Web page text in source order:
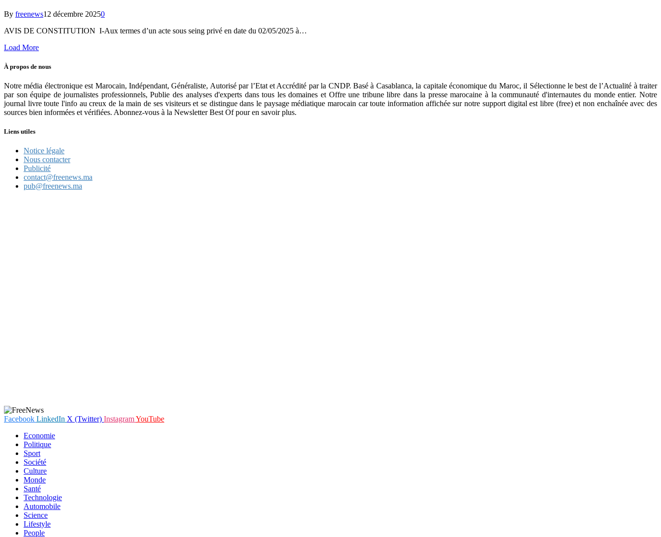
By freenews12 décembre 20250
AVIS DE CONSTITUTION I-Aux termes d’un acte sous seing privé en date du 02/05/2025 à…
Load More
À propos de nous
Notre média électronique est Marocain, Indépendant, Généraliste, Autorisé par l’Etat et Accrédité par la CNDP. Basé à Casablanca, la capitale économique du Maroc, il Sélectionne le best de l’Actualité à traiter
par son équipe de journalistes professionnels, Publie des analyses d'experts dans tous les domaines et Offre une tribune libre dans la presse marocaine à la communauté d'internautes du monde entier. Notre
journal livre toute l'info au creux de la main de ses visiteurs et se distingue dans le paysage médiatique marocain car toute information affichée sur notre support digital est libre (free) et non enchaînée avec des
sources bien informées et vérifiées. Abonnez-vous à la Newsletter Best Of pour en savoir plus.
Liens utiles
Notice légale
Nous contacter
Publicité
contact@freenews.ma
pub@freenews.ma
Facebook LinkedIn X (Twitter) InstagramYouTube
Economie
Politique
Sport
Société
Culture
Monde
Santé
Technologie
Automobile
Science
Lifestyle
People